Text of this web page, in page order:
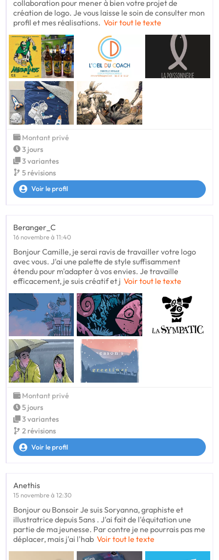
collaboration pour mener à bien votre projet de
création de logo. Je vous laisse le soin de consulter mon
profil et mes réalisations. Voir tout le texte
Montant privé
3 jours
3 variantes
5 révisions
Voir le profil
Beranger_C
16 novembre à 11:40
Bonjour Camille, je serai ravis de travailler votre logo
avec vous. J'ai une palette de style suffisamment
étendu pour m'adapter à vos envies. Je travaille
efficacement, je suis créatif et j Voir tout le texte
Montant privé
5 jours
3 variantes
2 révisions
Voir le profil
Anethis
15 novembre à 12:30
Bonjour ou Bonsoir Je suis Soryanna, graphiste et
illustratrice depuis 5ans . J'ai fait de l'équitation une
partie de ma jeunesse. Par contre je ne pourrais pas me
déplacer, mais j'ai l'hab Voir tout le texte